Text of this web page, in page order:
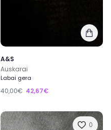
A&S
Auskarai
Labai gera
40,00€ 42,67€
0